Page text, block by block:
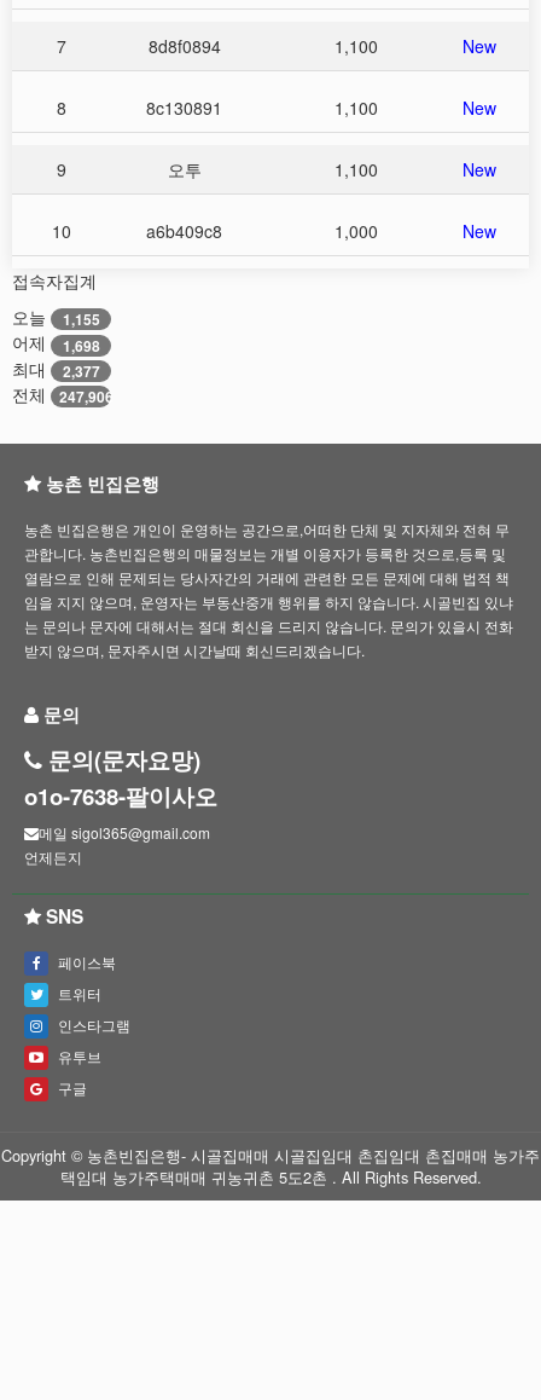
7 8d8f0894 1,100 New
8 8c130891 1,100 New
9 오투 1,100 New
10 a6b409c8 1,000 New
접속자집계
오늘
1,155
어제 1,698
최대 2,377
전체 247,906
농촌 빈집은행
농촌 빈집은행은 개인이 운영하는 공간으로,어떠한 단체 및 지자체와 전혀 무
관합니다. 농촌빈집은행의 매물정보는 개별 이용자가 등록한 것으로,등록 및
열람으로 인해 문제되는 당사자간의 거래에 관련한 모든 문제에 대해 법적 책
임을 지지 않으며, 운영자는 부동산중개 행위를 하지 않습니다. 시골빈집 있냐
는 문의나 문자에 대해서는 절대 회신을 드리지 않습니다. 문의가 있을시 전화
받지 않으며, 문자주시면 시간날때 회신드리겠습니다.
문의
문의(문자요망)
o1o-7638-팔이사오
메일 sigol365@gmail.com
언제든지
SNS
페이스북
트위터
인스타그램
유투브
구글
Copyright © 농촌빈집은행- 시골집매매 시골집임대 촌집임대 촌집매매 농가주
택임대 농가주택매매 귀농귀촌 5도2촌 . All Rights Reserved.